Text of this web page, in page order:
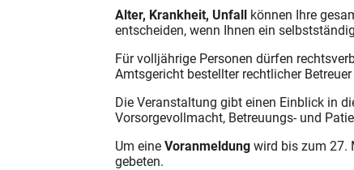
Alter, Krankheit, Unfall können Ihre
entscheiden, wenn Ihnen ein
Für volljährige Personen dürfen
Amtsgericht bestellter rechtlicher
Die Veranstaltung gibt einen Einblick in
Vorsorgevollmacht, Betreuungs- und
Um eine Voranmeldung wird bis zum 27.
gebeten.